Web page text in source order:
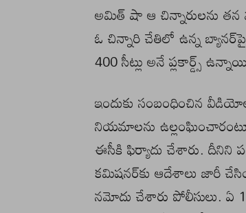
అమిత్ షా ఆ చిన్నారులను తన
ఓ చిన్నారి చేతిలో ఉన్న బ్యానర్‌పై
400 సీట్లు అనే ప్లకార్డ్స్
ఇందుకు సంబంధించిన
నియమాలను
ఈసీకి ఫిర్యాదు చేశారు.
కమిషనర్‌కు ఆదేశాలు జారీ
నమోదు చేశారు పోలీసులు.